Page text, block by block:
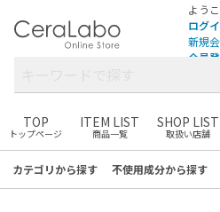
ようこ
ログ
新規
会員
まだカ
カ
TOP
トップページ
ITEM LIST
商品一覧
SHOP LIST
取扱い店舗
カテゴリから探す 不使用成分から探す